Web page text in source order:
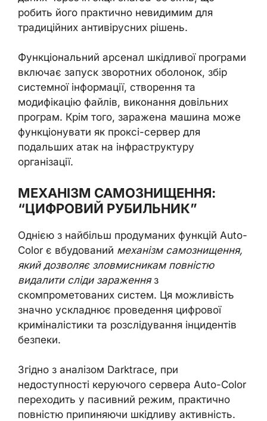
робить його практично невидимим для
традиційних антивірусних рішень.
Функціональний арсенал шкідливої програми
включає запуск зворотних оболонок, збір
системної інформації, створення та
модифікацію файлів, виконання довільних
програм. Крім того, заражена машина може
функціонувати як проксі-сервер для
подальших атак на інфраструктуру
організації.
МЕХАНІЗМ САМОЗНИЩЕННЯ:
“ЦИФРОВИЙ РУБИЛЬНИК”
Однією з найбільш продуманих функцій Auto-
Color є вбудований механізм самознищення,
який дозволяє зловмисникам повністю
видалити сліди зараженняз
скомпрометованих систем. Ця можливість
значно ускладнює проведення цифрової
криміналістики та розслідування інцидентів
безпеки.
Згідно з аналізом Darktrace, при
недоступності керуючого сервера Auto-Color
переходить у пасивний режим, практично
повністю припиняючи шкідливу активність.